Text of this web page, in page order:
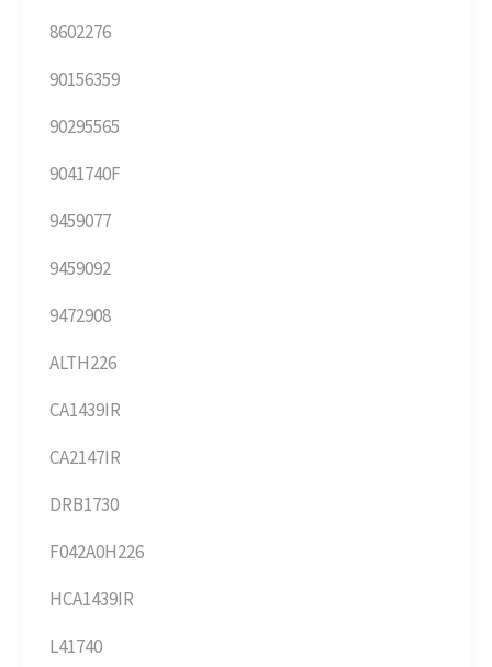
8602276
90156359
90295565
9041740F
9459077
9459092
9472908
ALTH226
CA1439IR
CA2147IR
DRB1730
F042A0H226
HCA1439IR
L41740